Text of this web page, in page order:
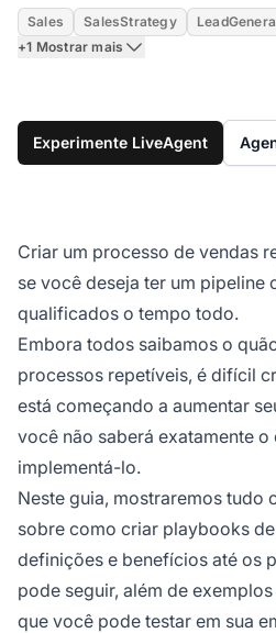
Sales SalesStrategy
+1 Mostrar mais
Experimente LiveAgent
Criar um processo de vendas
se você deseja ter um pipeline
qualificados o tempo todo.
Embora todos saibamos o
processos repetíveis, é difícil
está começando a aumentar
você não saberá exatamente
implementá-lo.
Neste guia, mostraremos tudo
sobre como criar playbooks
definições e benefícios até os
pode seguir, além de
que você pode testar em sua